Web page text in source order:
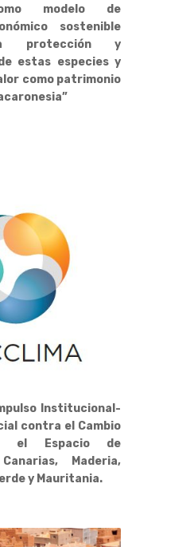
modelo de
sostenible
protección y
estas especies y
como patrimonio
Institucional-
contra el Cambio
el Espacio de
Maderia,
y Mauritania.